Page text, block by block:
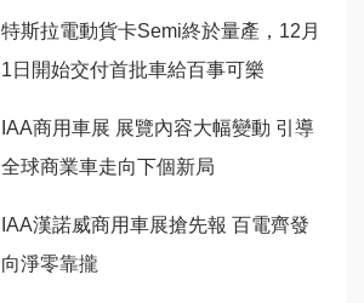
特斯拉電動貨卡Semi終於量產，12月
1日開始交付首批車給百事可樂
IAA商用車展 展覽內容大幅變動 引導
全球商業車走向下個新局
IAA漢諾威商用車展搶先報 百電齊發
向淨零靠攏